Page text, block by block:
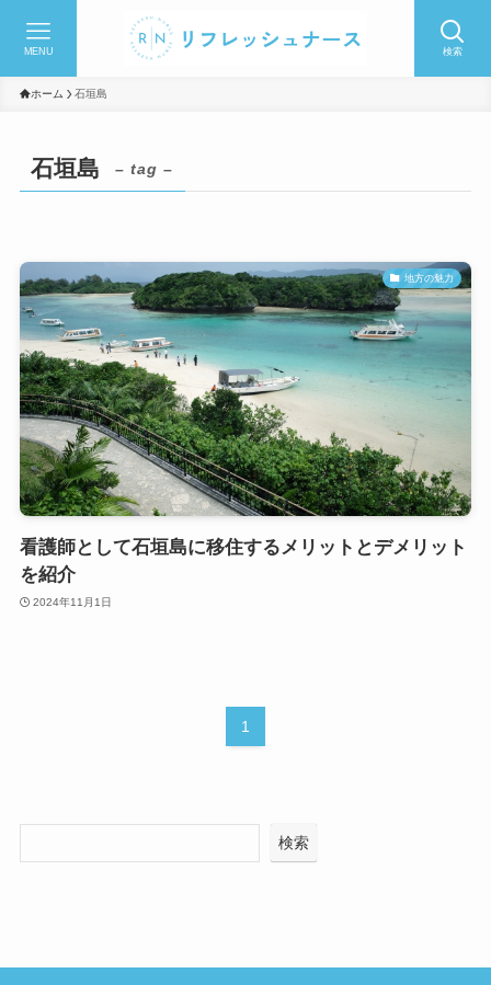
検索
MENU
ホーム 石垣島
石垣島 – tag –
地方の魅力
看護師として石垣島に移住するメリットとデメリット
を紹介
2024年11月1日
1
検索